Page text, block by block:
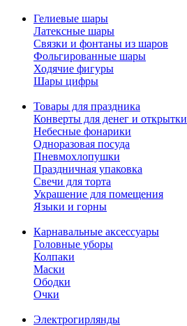
Гелиевые шары
Латексные шары
Связки и фонтаны из шаров
Фольгированные шары
Ходячие фигуры
Шары цифры
Товары для праздника
Конверты для денег и открытки
Небесные фонарики
Одноразовая посуда
Пневмохлопушки
Праздничная упаковка
Свечи для торта
Украшение для помещения
Языки и горны
Карнавальные аксессуары
Головные уборы
Колпаки
Маски
Ободки
Очки
Электрогирлянды